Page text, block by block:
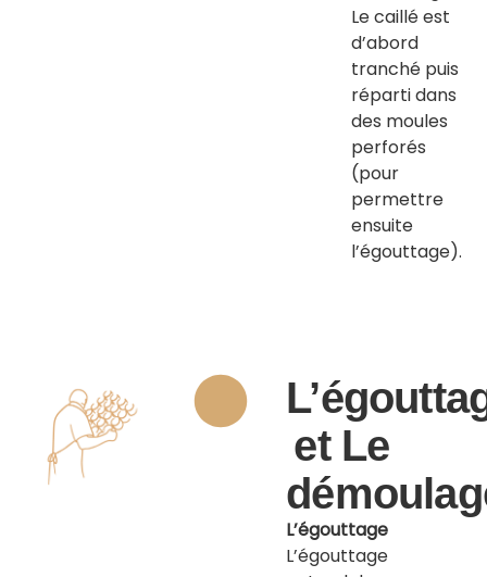
Le caillé est
d’abord
tranché puis
réparti dans
des moules
perforés
(pour
permettre
ensuite
l’égouttage).
et Le
L’égouttage
L’égouttage